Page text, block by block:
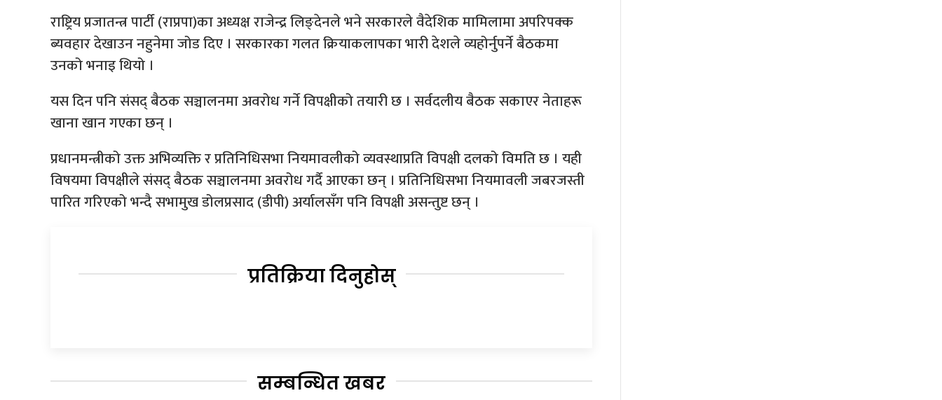
राष्ट्रिय प्रजातन्त्र पार्टी (राप्रपा)का अध्यक्ष राजेन्द्र लिङ्देनले भने सरकारले वैदेशिक मामिलामा अपरिपक्क
ब्यवहार देखाउन नहुनेमा जोड दिए । सरकारका गलत क्रियाकलापका भारी देशले व्यहोर्नुपर्ने बैठकमा
उनको भनाइ थियो ।
यस दिन पनि संसद् बैठक सञ्चालनमा अवरोध गर्ने विपक्षीको तयारी छ । सर्वदलीय बैठक सकाएर नेताहरू
खाना खान गएका छन् ।
प्रधानमन्त्रीको उक्त अभिव्यक्ति र प्रतिनिधिसभा नियमावलीको व्यवस्थाप्रति विपक्षी दलको विमति छ । यही
विषयमा विपक्षीले संसद् बैठक सञ्चालनमा अवरोध गर्दै आएका छन् । प्रतिनिधिसभा नियमावली जबरजस्ती
पारित गरिएको भन्दै सभामुख डोलप्रसाद (डीपी) अर्यालसँग पनि विपक्षी असन्तुष्ट छन् ।
प्रतिक्रिया दिनुहोस्
सम्बन्धित खबर